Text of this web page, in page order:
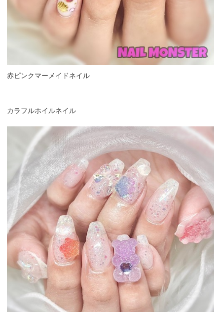
赤ピンクマーメイドネイル
カラフルホイルネイル